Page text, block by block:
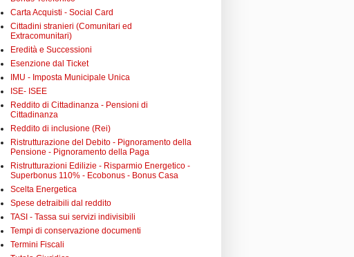
Carta Acquisti - Social Card
Cittadini stranieri (Comunitari ed
Extracomunitari)
Eredità e Successioni
Esenzione dal Ticket
IMU - Imposta Municipale Unica
ISE- ISEE
Reddito di Cittadinanza - Pensioni di
Cittadinanza
Reddito di inclusione (Rei)
Ristrutturazione del Debito - Pignoramento della
Pensione - Pignoramento della Paga
Ristrutturazioni Edilizie - Risparmio Energetico -
Superbonus 110% - Ecobonus - Bonus Casa
Scelta Energetica
Spese detraibili dal reddito
TASI - Tassa sui servizi indivisibili
Tempi di conservazione documenti
Termini Fiscali